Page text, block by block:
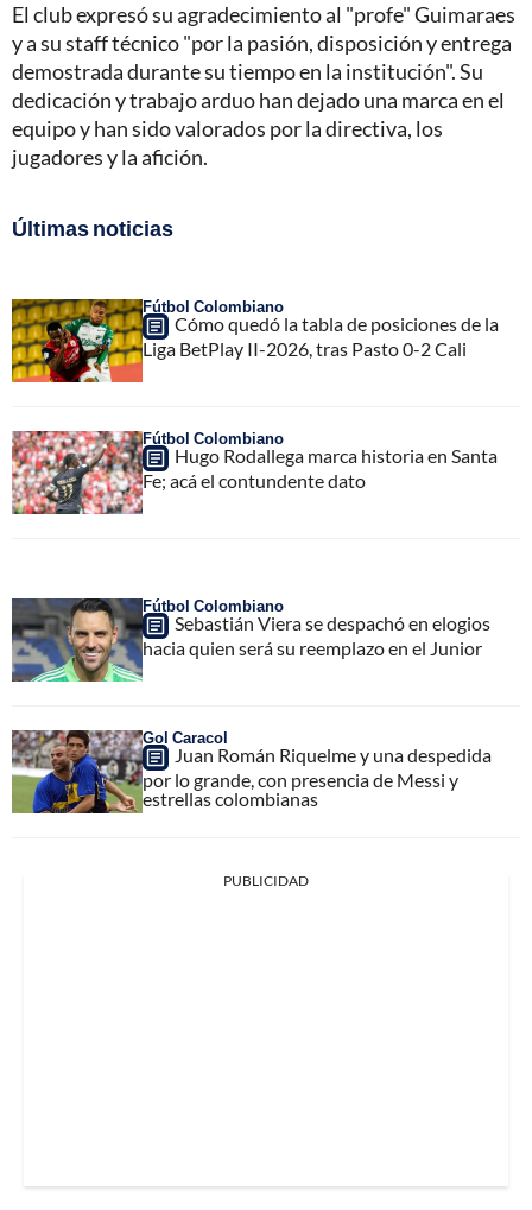
El club expresó su agradecimiento al "profe" Guimaraes
y a su staff técnico "por la pasión, disposición y entrega
demostrada durante su tiempo en la institución". Su
dedicación y trabajo arduo han dejado una marca en el
equipo y han sido valorados por la directiva, los
jugadores y la afición.
Últimas noticias
Fútbol Colombiano
Cómo quedó la tabla de posiciones de la
Liga BetPlay II-2026, tras Pasto 0-2 Cali
Fútbol Colombiano
Hugo Rodallega marca historia en Santa
Fe; acá el contundente dato
Fútbol Colombiano
Sebastián Viera se despachó en elogios
hacia quien será su reemplazo en el Junior
Gol Caracol
Juan Román Riquelme y una despedida
por lo grande, con presencia de Messi y
estrellas colombianas
PUBLICIDAD